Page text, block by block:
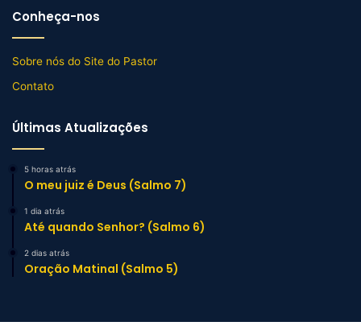
Conheça-nos
Sobre nós do Site do Pastor
Contato
Últimas Atualizações
5 horas atrás
O meu juiz é Deus (Salmo 7)
1 dia atrás
Até quando Senhor? (Salmo 6)
2 dias atrás
Oração Matinal (Salmo 5)